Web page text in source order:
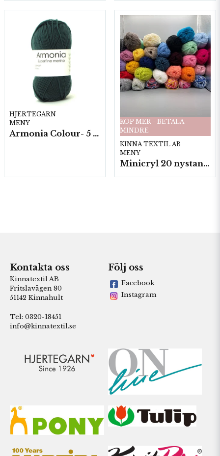
HJERTEGARN
MENY
Armonia Colour- 5 härv/fp. a100 g.
KÖP MER - BETALA
MINDRE
KINNA TEXTIL AB
MENY
Minicryl 20 nystan a25g./fp.
Kontakta oss
Kinnatextil AB
Fritslavägen 80
51142 Kinnahult
Tel: 0320-18451
info@kinnatextil.se
Följ oss
Facebook
Instagram